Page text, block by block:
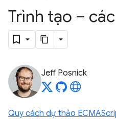
Trình tạo –
Jeff Posnick
Quy cách dự thảo